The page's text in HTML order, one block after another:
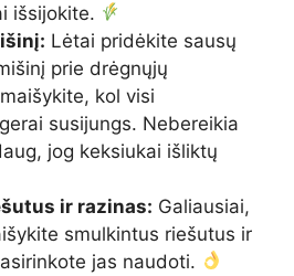
išsijokite.
Lėtai pridėkite sausų
prie drėgnųjų
kol visi
susijungs. Nebereikia
jog keksiukai išliktų
ir razinas: Galiausiai,
smulkintus riešutus ir
jas naudoti.